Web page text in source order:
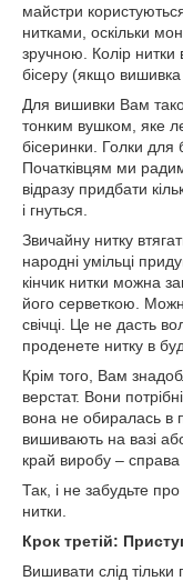
майстри
нитками, оскільки
зручною. Колір нитки
бісеру (якщо вишивка
Для вишивки Вам
тонким вушком, яке
бісеринки. Голки для
Початківцям ми
відразу придбати
і гнуться.
Звичайну нитку
народні умільці
кінчик нитки можна
його серветкою.
свічці. Це не дасть
проденете нитку в
Крім того, Вам
верстат. Вони
вона не обиралась в
вишивають на вазі
край виробу – справа
Так, і не забудьте
нитки.
Крок третій:
Вишивати слід